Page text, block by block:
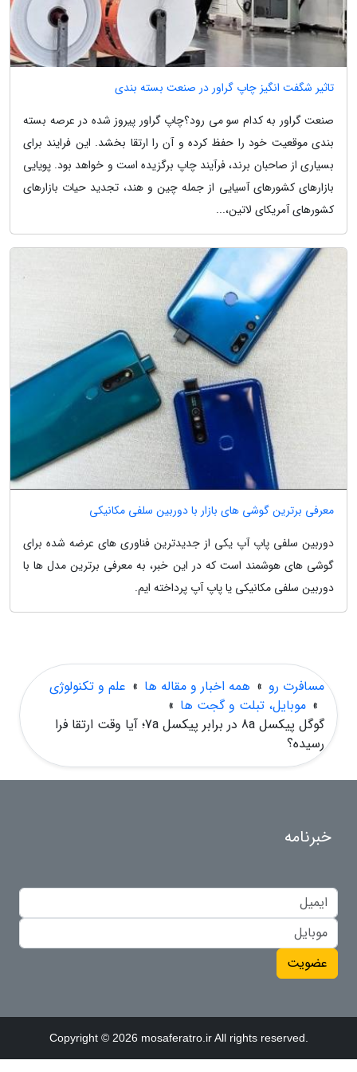
تاثیر شگفت انگیز چاپ گراور در صنعت بسته بندی
صنعت گراور به کدام سو می رود؟چاپ گراور پیروز شده در عرصه بسته
بندی موقعیت خود را حفظ کرده و آن را ارتقا بخشد. این فرایند برای
بسیاری از صاحبان برند، فرآیند چاپ برگزیده است و خواهد بود. پویایی
بازارهای کشورهای آسیایی از جمله چین و هند، تجدید حیات بازارهای
کشورهای آمریکای لاتین،...
معرفی برترین گوشی های بازار با دوربین سلفی مکانیکی
دوربین سلفی پاپ آپ یکی از جدیدترین فناوری های عرضه شده برای
گوشی های هوشمند است که در این خبر، به معرفی برترین مدل ها با
دوربین سلفی مکانیکی یا پاپ آپ پرداخته ایم.
مسافرت رو » همه اخبار و مقاله ها » علم و تکنولوژی
» موبایل، تبلت و گجت ها »
گوگل پیکسل 8a در برابر پیکسل 7a؛ آیا وقت ارتقا فرا
رسیده؟
خبرنامه
عضویت
Copyright © 2026 mosaferatro.ir All rights reserved.